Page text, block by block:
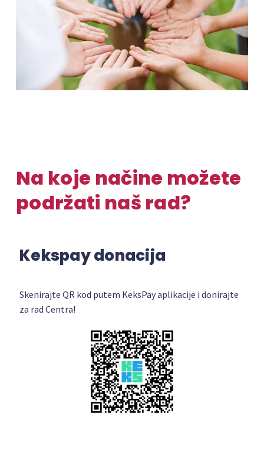
Na koje načine možete
podržati naš rad?
Kekspay donacija
Skenirajte QR kod putem KeksPay aplikacije i donirajte
za rad Centra!